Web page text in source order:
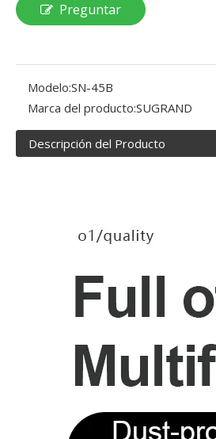
Preguntar
Modelo:SN-45B
Marca del producto:SUGRAND
Descripción del Producto